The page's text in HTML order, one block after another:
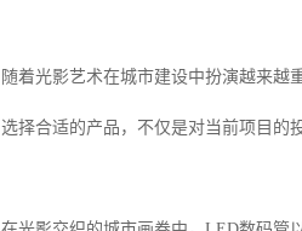
随着光影艺术在城市建设中扮演越来越
选择合适的产品，不仅是对当前项目的